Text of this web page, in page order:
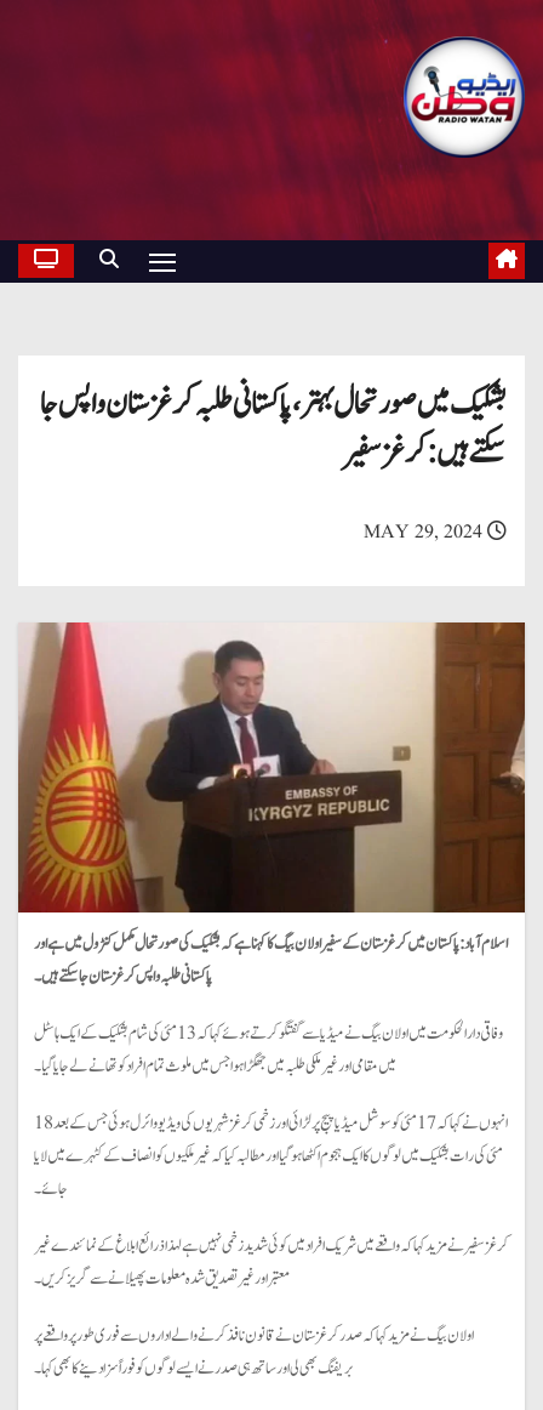
بشکیک میں صورتحال بہتر، پاکستانی طلبہ کرغزستان واپس جا
سکتے ہیں: کرغز سفیر
MAY 29, 2024
اسلام آباد: پاکستان میں کرغزستان کے سفیر اولان بیگ کا کہنا ہے کہ بشکیک کی صورتحال مکمل کنٹرول میں ہے اور
پاکستانی طلبہ واپس کرغزستان جا سکتے ہیں۔
وفاقی دارالحکومت میں اولان بیگ نے میڈیا سے گفتگو کرتے ہوئے کہا کہ 13 مئی کی شام بشکیک کے ایک ہاسٹل
میں مقامی اور غیرملکی طلبہ میں جھگڑا ہوا جس میں ملوث تمام افراد کو تھانے لے جایا گیا۔
انہوں نے کہا کہ 17 مئی کو سوشل میڈیا پیج پر لڑائی اور زخمی کرغز شہریوں کی ویڈیو وائرل ہوئی جس کے بعد 18
مئی کی رات بشکیک میں لوگوں کا ایک ہجوم اکٹھا ہو گیا اور مطالبہ کیا کہ غیر ملکیوں کو انصاف کے کٹہرے میں لایا
جائے۔
کرغز سفیر نے مزید کہا کہ واقعے میں شریک افراد میں کوئی شدید زخمی نہیں ہے لہذا ذرائع ابلاغ کے نمائندے غیر
معتبر اور غیرتصدیق شدہ معلومات پھیلانے سے گریز کریں۔
اولان بیگ نے مزید کہا کہ صدرکرغزستان نے قانون نافذ کرنے والے اداروں سے فوری طور پر واقعے پر
بریفنگ بھی لی اور ساتھ ہی صدر نے ایسے لوگوں کو فوراً سزا دینے کا بھی کہا۔